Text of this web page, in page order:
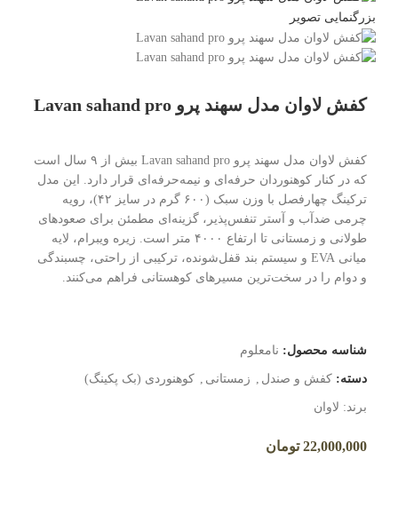
بزرگنمایی تصویر
کفش لاوان مدل سهند پرو Lavan sahand pro
کفش لاوان مدل سهند پرو Lavan sahand pro بیش از ۹ سال است
که در کنار کوهنوردان حرفه‌ای و نیمه‌حرفه‌ای قرار دارد. این مدل
ترکینگ چهارفصل با وزن سبک (۶۰۰ گرم در سایز ۴۲)، رویه
چرمی ضدآب و آستر تنفس‌پذیر، گزینه‌ای مطمئن برای صعودهای
طولانی و زمستانی تا ارتفاع ۴۰۰۰ متر است. زیره ویبرام، لایه
میانی EVA و سیستم بند قفل‌شونده، ترکیبی از راحتی، چسبندگی
و دوام را در سخت‌ترین مسیرهای کوهستانی فراهم می‌کنند.
شناسه محصول: نامعلوم
دسته: کفش و صندل , زمستانی , کوهنوردی (بک پکینگ)
برند: لاوان
22,000,000 تومان